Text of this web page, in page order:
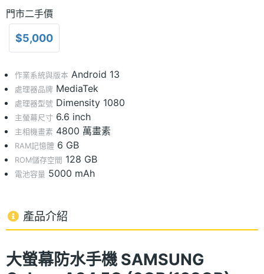
門市二手價
$5,000
作業系統與版本 Android 13
處理器品牌 MediaTek
處理器型號 Dimensity 1080
主螢幕尺寸 6.6 inch
主相機畫素 4800 萬畫素
RAM記憶體 6 GB
ROM儲存空間 128 GB
電池容量 5000 mAh
產品介紹
大螢幕防水手機 SAMSUNG